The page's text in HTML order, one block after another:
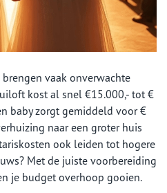
vaak onverwachte
kost al snel €15.000,- tot €
baby zorgt gemiddeld voor €
naar een groter huis
ook leiden tot hogere
Met de juiste voorbereiding
je budget overhoop gooien.